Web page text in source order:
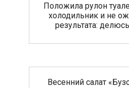
Положила рулон
холодильник и не
результата:
Весенний салат